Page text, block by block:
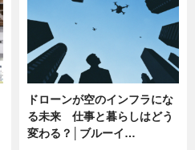
ドローンが空のインフラにな
る未来 仕事と暮らしはどう
変わる？│ブルーイ…